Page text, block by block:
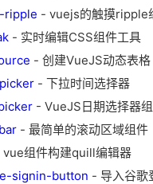
ripple - vuejs的触摸ripple
- 实时编辑CSS组件工具
- 创建VueJS动态表格
- 下拉时间选择器
- VueJS日期选择器
- 最简单的滚动区域组件
vue组件构建quill编辑器
signin-button - 导入谷歌